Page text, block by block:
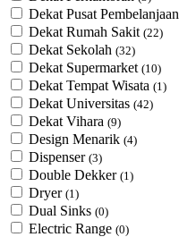
Dekat Pusat Pembelanjaan
Dekat Rumah Sakit (22)
Dekat Sekolah (32)
Dekat Supermarket (10)
Dekat Tempat Wisata (1)
Dekat Universitas (42)
Dekat Vihara (9)
Design Menarik (4)
Dispenser (3)
Double Dekker (1)
Dryer (1)
Dual Sinks (0)
Electric Range (0)